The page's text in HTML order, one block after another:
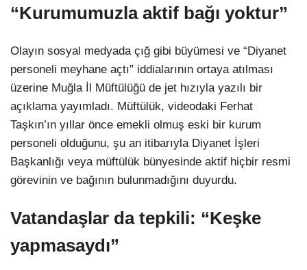
“Kurumumuzla aktif bağı yoktur”
Olayın sosyal medyada çığ gibi büyümesi ve “Diyanet
personeli meyhane açtı” iddialarının ortaya atılması
üzerine Muğla İl Müftülüğü de jet hızıyla yazılı bir
açıklama yayımladı. Müftülük, videodaki Ferhat
Taşkın’ın yıllar önce emekli olmuş eski bir kurum
personeli olduğunu, şu an itibarıyla Diyanet İşleri
Başkanlığı veya müftülük bünyesinde aktif hiçbir resmi
görevinin ve bağının bulunmadığını duyurdu.
Vatandaşlar da tepkili: “Keşke
yapmasaydı”